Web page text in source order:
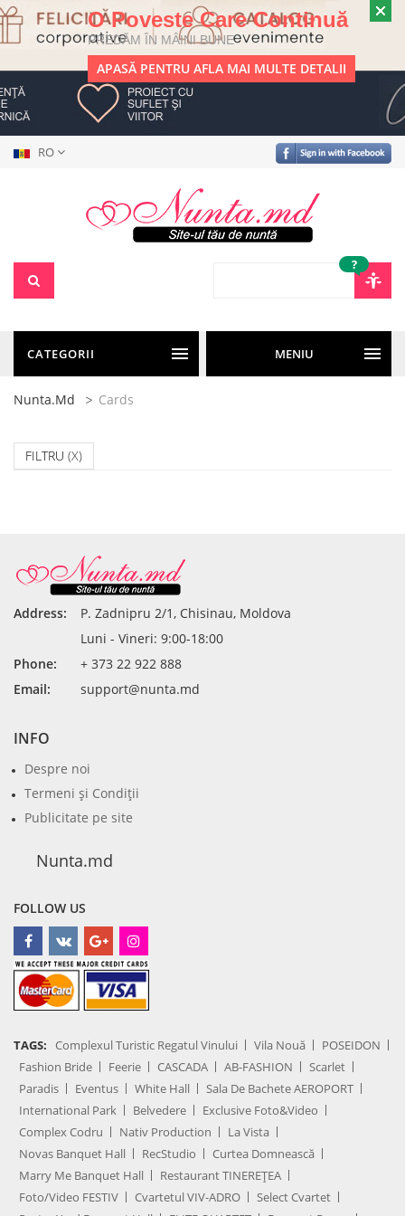
O Poveste Care Continuă
PREDĂM ÎN MÂINI BUNE
APASĂ PENTRU AFLA MAI MULTE DETALII
RO
?
CATEGORII MENIU
Nunta.md Cards
FILTRU (X)
Address:
P. Zadnipru 2/1, Chisinau, Moldova
Luni - Vineri: 9:00-18:00
Phone:
+ 373 22 922 888
Email:
support@nunta.md
INFO
Despre noi
Termeni şi Condiţii
Publicitate pe site
Nunta.md
FOLLOW US
TAGS: Complexul Turistic Regatul Vinului Vila Nouă
POSEIDON
Fashion Bride
Feerie CASCADA AB-FASHION
Scarlet
Paradis
Eventus White Hall
Sala De Bachete AEROPORT
International Park
Belvedere
Exclusive Foto&Video
Complex Codru
Nativ Production
La Vista
Novas Banquet Hall
RecStudio
Curtea Domnească
Marry Me Banquet Hall
Restaurant TINEREȚEA
Foto/Video FESTIV
Cvartetul VIV-ADRO
Select Cvartet